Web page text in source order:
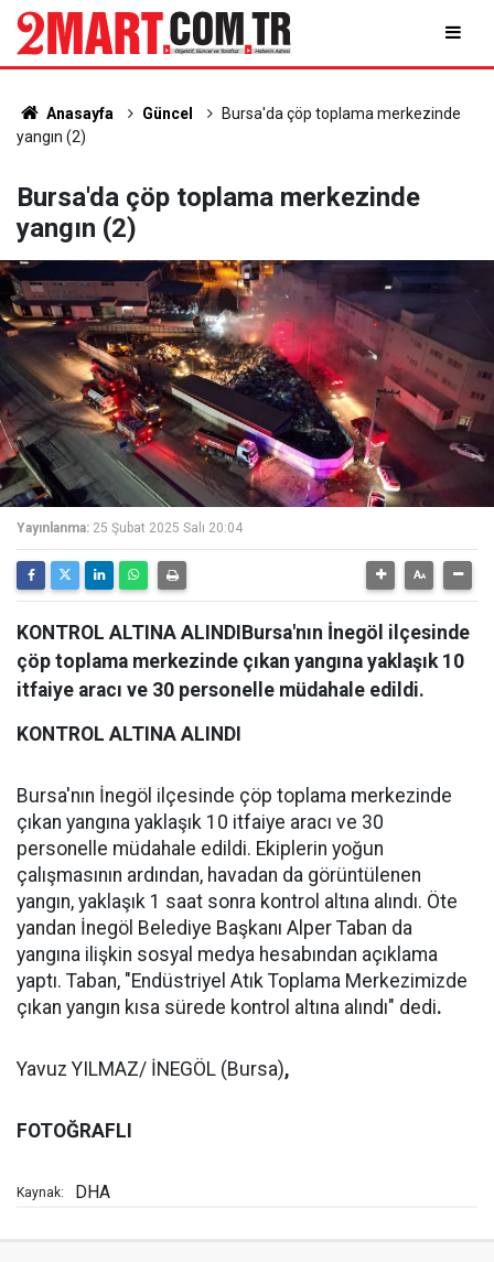
Anasayfa Güncel
Bursa'da çöp toplama merkezinde
yangın (2)
Bursa'da çöp toplama merkezinde
yangın (2)
Yayınlanma: 25 Şubat 2025 Salı 20:04
KONTROL ALTINA ALINDIBursa'nın İnegöl ilçesinde
çöp toplama merkezinde çıkan yangına yaklaşık 10
itfaiye aracı ve 30 personelle müdahale edildi.
KONTROL ALTINA ALINDI
Bursa'nın İnegöl ilçesinde çöp toplama merkezinde
çıkan yangına yaklaşık 10 itfaiye aracı ve 30
personelle müdahale edildi. Ekiplerin yoğun
çalışmasının ardından, havadan da görüntülenen
yangın, yaklaşık 1 saat sonra kontrol altına alındı. Öte
yandan İnegöl Belediye Başkanı Alper Taban da
yangına ilişkin sosyal medya hesabından açıklama
yaptı. Taban, "Endüstriyel Atık Toplama Merkezimizde
çıkan yangın kısa sürede kontrol altına alındı" dedi.
Yavuz YILMAZ/ İNEGÖL (Bursa),
FOTOĞRAFLI
Kaynak: DHA